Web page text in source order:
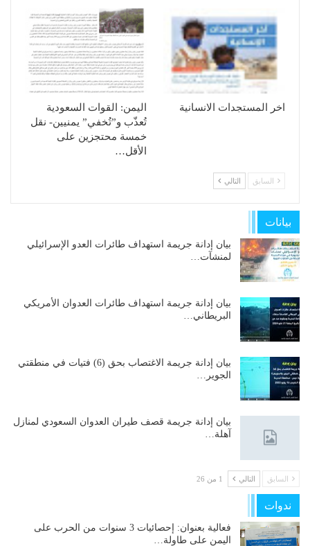
اخر المستجدات الانسانية
الیمن: القوات السعودیة
تُعذّب و”تُخفي” یمنیین- نقل
خمسة محتجزین على
الأقل…
السابق التالي
بيانات
بيان إدانة جريمة استهداف طائرات العدو الإسرائيلي
لمنشآت…
بيان إدانة جريمة استهداف طائرات العدوان الأمريكي
البريطاني…
بيان إدانة جريمة الاغتصاب بحق (6) فتيات في منطقتي
الجوير…
بيان إدانة جريمة قصف طيران العدوان السعودي لمنازل
آهلة…
السابق التالي 1 من 26
ندوات
فعالية بعنوان: إحصائيات 3 سنوات من الحرب على
اليمن على طاولة…